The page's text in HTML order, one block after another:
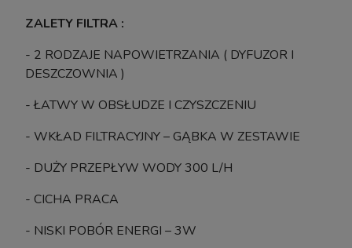
ZALETY FILTRA :
- 2 RODZAJE NAPOWIETRZANIA ( DYFUZOR I
DESZCZOWNIA )
- ŁATWY W OBSŁUDZE I CZYSZCZENIU
- WKŁAD FILTRACYJNY – GĄBKA W ZESTAWIE
- DUŻY PRZEPŁYW WODY 300 L/H
- CICHA PRACA
- NISKI POBÓR ENERGI – 3W